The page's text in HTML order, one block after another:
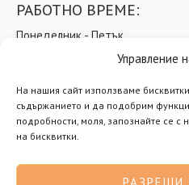
Управление
На нашия сайт използваме
съдържанието и да подобрим
подробности, моля, запознайте се с
на бисквитки.
РАЗРЕШИ
РАБОТНО ВРЕМЕ:
Понеделник - Петък
Неделя
© Мерит ООД –